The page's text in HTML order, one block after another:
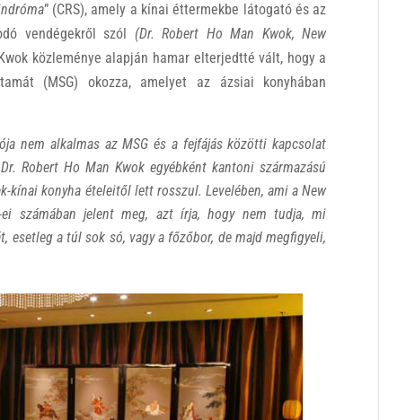
” (CRS), amely a kínai éttermekbe látogató és az
vendégekről szól (Dr. Robert Ho Man Kwok, New
közleménye alapján hamar elterjedtté vált, hogy a
(MSG) okozza, amelyet az ázsiai konyhában
nem alkalmas az MSG és a fejfájás közötti kapcsolat
Robert Ho Man Kwok egyébként kantoni származású
kínai konyha ételeitől lett rosszul. Levelében, ami a New
számában jelent meg, azt írja, hogy nem tudja, mi
a túl sok só, vagy a főzőbor, de majd megfigyeli,